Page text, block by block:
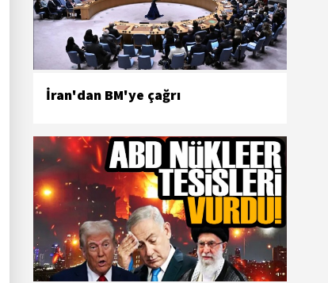
İran'dan BM'ye çağrı